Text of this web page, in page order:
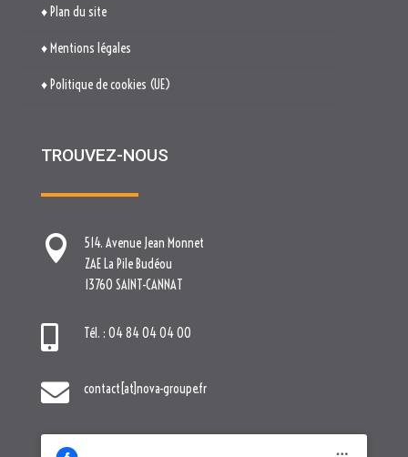
TROUVEZ-NOUS
ZAE La Pile Budéou

contact[at]nova-groupe.fr
Cliquez pour accepter les cookies